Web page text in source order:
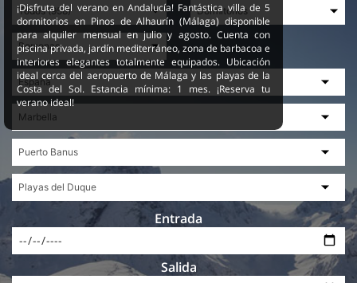
Entrada
Salida
¡Disfruta del verano en Andalucía! Fantástica villa de 5
dormitorios en Pinos de Alhaurín (Málaga) disponible
para alquiler mensual en julio y agosto. Cuenta con
piscina privada, jardín mediterráneo, zona de barbacoa e
interiores elegantes totalmente equipados. Ubicación
ideal cerca del aeropuerto de Málaga y las playas de la
Costa del Sol. Estancia mínima: 1 mes. ¡Reserva tu
verano ideal!